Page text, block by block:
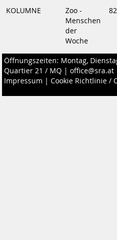
KOLUMNE
Zoo -
Menschen
der
Woche
82
Öffnungszeiten: Montag,
Quartier 21 / MQ | office@sra.at
Impressum | Cookie Richtlinie /